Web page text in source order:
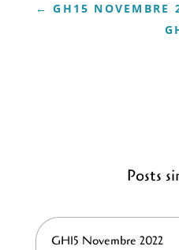
←GH15 NOVEMBRE
Posts
GH15 Novembre 2022